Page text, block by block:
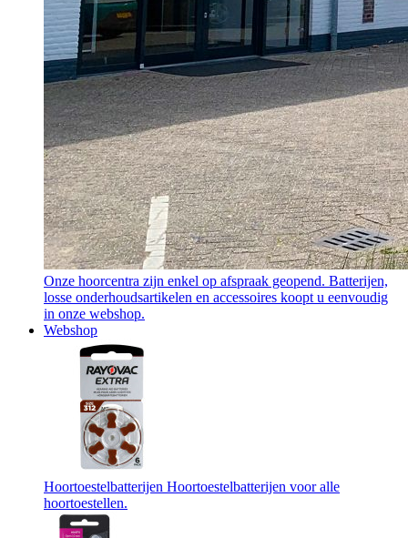
Onze hoorcentra zijn enkel op afspraak geopend. Batterijen,
losse onderhoudsartikelen en accessoires koopt u eenvoudig
in onze webshop.
Webshop
Hoortoestelbatterijen Hoortoestelbatterijen voor alle
hoortoestellen.